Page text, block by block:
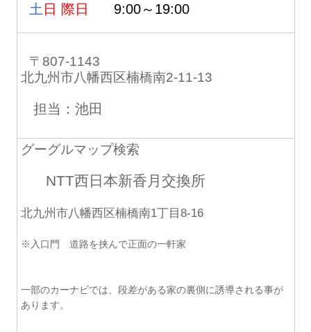
土 日 際日 9:00～19:00
〒807-1143
北九州市八幡西区楠橋南2-11-13
担当：池田
グーグルマップ検索
NTT西日本新香月交換所
北九州市八幡西区楠橋南1丁目8-16
※入口門 道路を挟んで正面の一軒家
一部のカーナビでは、段差がある家の裏側に誘導される事が
あります。